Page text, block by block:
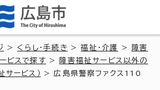
> くらし・手続き >福祉・介護 >
障害
ビスで探す >
障害福祉サービス以外の
サービス）
> 広島県警察ファクス110